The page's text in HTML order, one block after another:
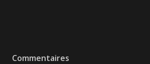
Commentaires